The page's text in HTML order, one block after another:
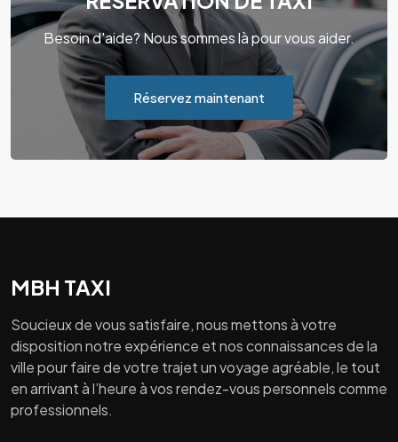
Besoin d'aide? Nous sommes là pour vous aider.
Réservez maintenant
MBH TAXI
Soucieux de vous satisfaire, nous mettons à votre
disposition notre expérience et nos connaissances de la
ville pour faire de votre trajet un voyage agréable, le tout
en arrivant à l’heure à vos rendez-vous personnels comme
professionnels.